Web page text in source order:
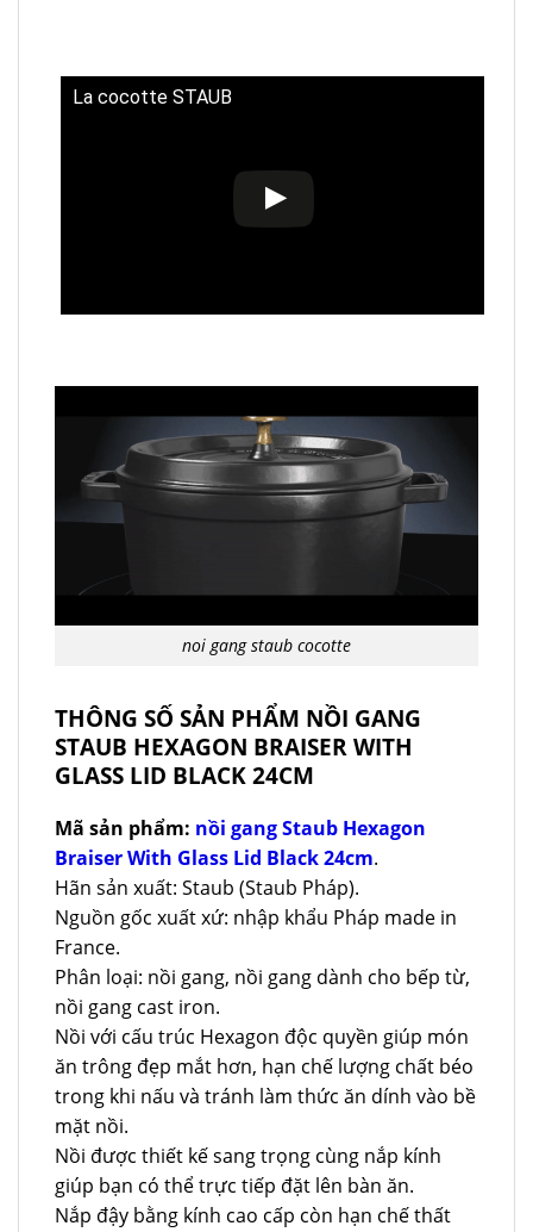
La cocotte STAUB
noi gang staub cocotte
THÔNG SỐ SẢN PHẨM NỒI GANG
STAUB HEXAGON BRAISER WITH
GLASS LID BLACK 24CM
Mã sản phẩm: nồi gang Staub Hexagon
Braiser With Glass Lid Black 24cm.
Hãn sản xuất: Staub (Staub Pháp).
Nguồn gốc xuất xứ: nhập khẩu Pháp made in
France.
Phân loại: nồi gang, nồi gang dành cho bếp từ,
nồi gang cast iron.
Nồi với cấu trúc Hexagon độc quyền giúp món
ăn trông đẹp mắt hơn, hạn chế lượng chất béo
trong khi nấu và tránh làm thức ăn dính vào bề
mặt nồi.
Nồi được thiết kế sang trọng cùng nắp kính
giúp bạn có thể trực tiếp đặt lên bàn ăn.
Nắp đậy bằng kính cao cấp còn hạn chế thất